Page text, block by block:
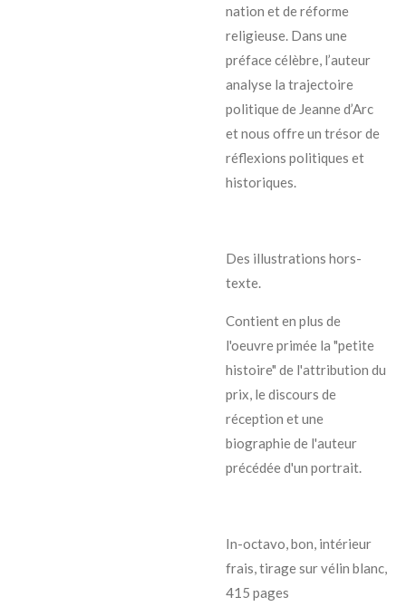
nation et de réforme
religieuse. Dans une
préface célèbre, l’auteur
analyse la trajectoire
politique de Jeanne d’Arc
et nous offre un trésor de
réflexions politiques et
historiques.
Des illustrations hors-
texte.
Contient en plus de
l'oeuvre primée la "petite
histoire" de l'attribution du
prix, le discours de
réception et une
biographie de l'auteur
précédée d'un portrait.
In-octavo, bon, intérieur
frais, tirage sur vélin blanc,
415 pages